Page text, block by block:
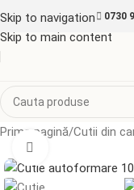
Skip to navigation
Skip to main content
0730
Prima pagină Cutii din